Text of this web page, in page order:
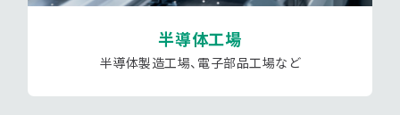
半導体工場
半導体製造工場、電子部品工場など